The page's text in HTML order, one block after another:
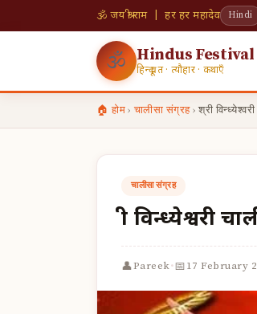
🕉 जय श्री राम | हर हर महादेव Hindi
🕉 Hindus Festival
हिन्दू व्रत · त्यौहार · कथाएँ
🏠 होम› चालीसा संग्रह › श्री
चालीसा संग्रह
श्री
👤Pareek·📅17 February